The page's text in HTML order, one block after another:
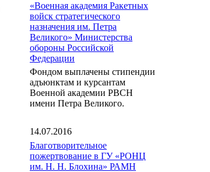
«Военная академия Ракетных
войск стратегического
назначения им. Петра
Великого» Министерства
обороны Российской
Федерации
Фондом выплачены стипендии
адъюнктам и курсантам
Военной академии РВСН
имени Петра Великого.
14.07.2016
Благотворительное
пожертвование в ГУ «РОНЦ
им. Н. Н. Блохина» РАМН